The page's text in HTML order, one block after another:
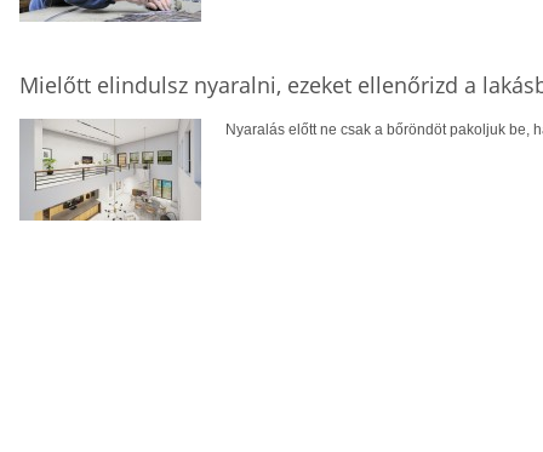
Mielőtt elindulsz nyaralni, ezeket ellenőrizd a
Nyaralás előtt ne csak a bőröndöt pakoljuk be,